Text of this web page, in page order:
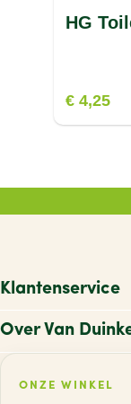
HG
€ 4,25
Klantenservice
Over Van
ONZE WINKEL